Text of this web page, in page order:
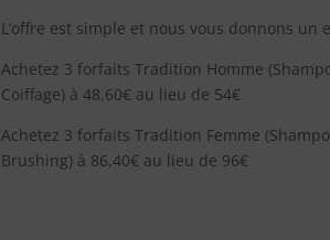
L’offre est simple et nous vous donnons un
Achetez 3 forfaits Tradition Homme
Coiffage) à 48,60€ au lieu de 54€
Achetez 3 forfaits Tradition Femme
Brushing) à 86,40€ au lieu de 96€